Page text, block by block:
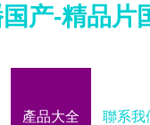
产-精品片
產品大全 聯系我